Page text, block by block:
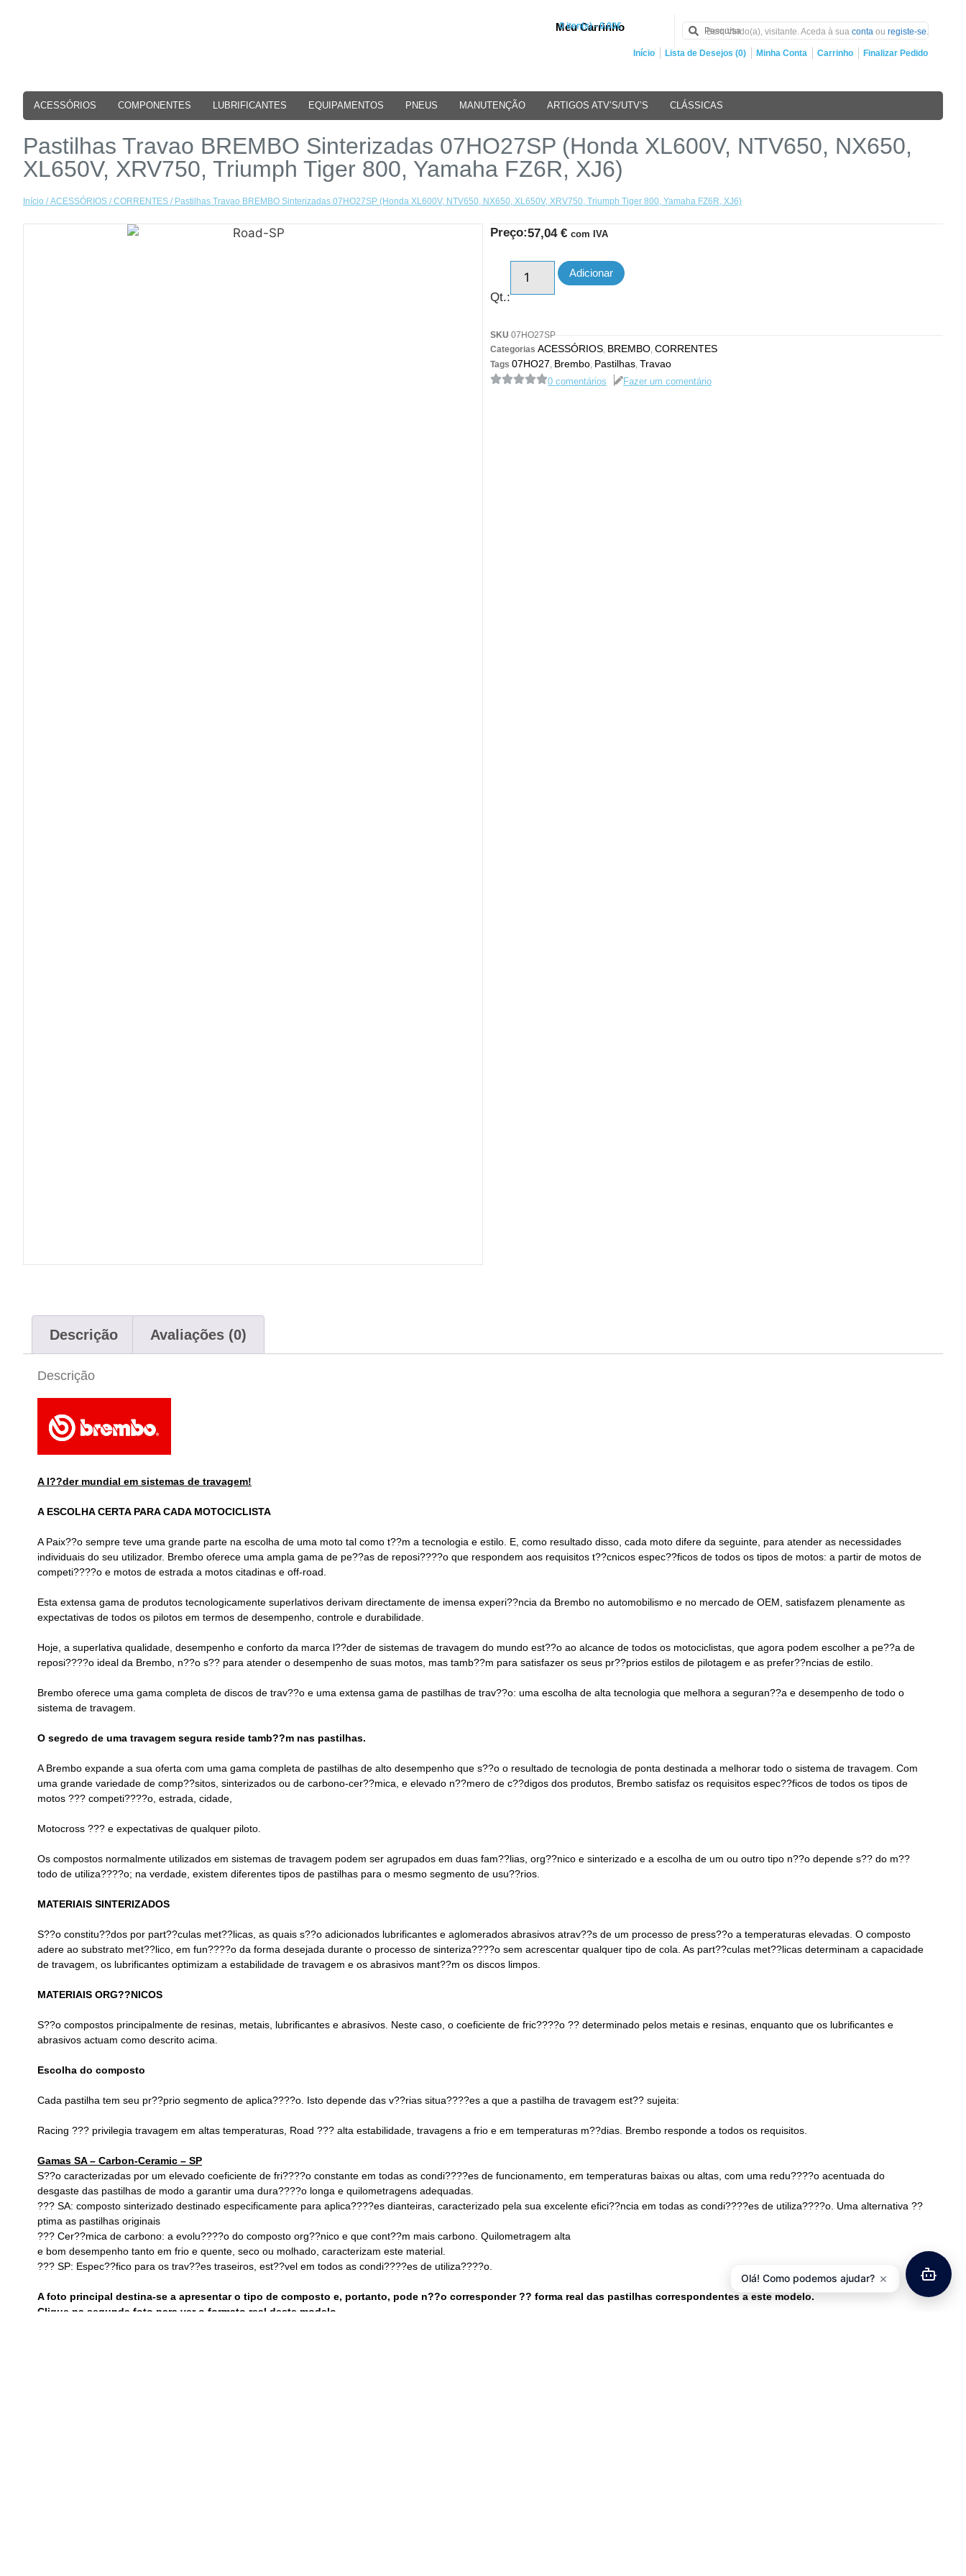
Meu Carrinho
0 iten(s) - 0.00€
Bem Vindo(a), visitante. Aceda à sua conta ou registe-se.
Início Lista de Desejos (0) Minha Conta Carrinho Finalizar Pedido
ACESSÓRIOS COMPONENTES LUBRIFICANTES EQUIPAMENTOS PNEUS MANUTENÇÃO ARTIGOS ATV’S/UTV’S CLÁSSICAS
Pastilhas Travao BREMBO Sinterizadas 07HO27SP (Honda XL600V, NTV650, NX650,
XL650V, XRV750, Triumph Tiger 800, Yamaha FZ6R, XJ6)
Início /ACESSÓRIOS /CORRENTES / Pastilhas Travao BREMBO Sinterizadas 07HO27SP (Honda XL600V, NTV650, NX650, XL650V, XRV750, Triumph Tiger 800, Yamaha FZ6R, XJ6)
Preço:57,04 € com IVA
Qt.:
Adicionar
SKU 07HO27SP
Categorias ACESSÓRIOS BREMBO CORRENTES
Tags 07HO27 Brembo Pastilhas Travao
0 comentários Fazer um comentário
Descrição Avaliações (0)
Descrição
A l??der mundial em sistemas de travagem!
A ESCOLHA CERTA PARA CADA MOTOCICLISTA
A Paix??o sempre teve uma grande parte na escolha de uma moto tal como t??m a tecnologia e estilo. E, como resultado disso, cada moto difere da seguinte, para atender as necessidades
individuais do seu utilizador. Brembo oferece uma ampla gama de pe??as de reposi????o que respondem aos requisitos t??cnicos espec??ficos de todos os tipos de motos: a partir de motos de
competi????o e motos de estrada a motos citadinas e off-road.
Esta extensa gama de produtos tecnologicamente superlativos derivam directamente de imensa experi??ncia da Brembo no automobilismo e no mercado de OEM, satisfazem plenamente as
expectativas de todos os pilotos em termos de desempenho, controle e durabilidade.
Hoje, a superlativa qualidade, desempenho e conforto da marca l??der de sistemas de travagem do mundo est??o ao alcance de todos os motociclistas, que agora podem escolher a pe??a de
reposi????o ideal da Brembo, n??o s?? para atender o desempenho de suas motos, mas tamb??m para satisfazer os seus pr??prios estilos de pilotagem e as prefer??ncias de estilo.
Brembo oferece uma gama completa de discos de trav??o e uma extensa gama de pastilhas de trav??o: uma escolha de alta tecnologia que melhora a seguran??a e desempenho de todo o
sistema de travagem.
O segredo de uma travagem segura reside tamb??m nas pastilhas.
A Brembo expande a sua oferta com uma gama completa de pastilhas de alto desempenho que s??o o resultado de tecnologia de ponta destinada a melhorar todo o sistema de travagem. Com
uma grande variedade de comp??sitos, sinterizados ou de carbono-cer??mica, e elevado n??mero de c??digos dos produtos, Brembo satisfaz os requisitos espec??ficos de todos os tipos de
motos ??? competi????o, estrada, cidade,
Motocross ??? e expectativas de qualquer piloto.
Os compostos normalmente utilizados em sistemas de travagem podem ser agrupados em duas fam??lias, org??nico e sinterizado e a escolha de um ou outro tipo n??o depende s?? do m??
todo de utiliza????o; na verdade, existem diferentes tipos de pastilhas para o mesmo segmento de usu??rios.
MATERIAIS SINTERIZADOS
S??o constitu??dos por part??culas met??licas, as quais s??o adicionados lubrificantes e aglomerados abrasivos atrav??s de um processo de press??o a temperaturas elevadas. O composto
adere ao substrato met??lico, em fun????o da forma desejada durante o processo de sinteriza????o sem acrescentar qualquer tipo de cola. As part??culas met??licas determinam a capacidade
de travagem, os lubrificantes optimizam a estabilidade de travagem e os abrasivos mant??m os discos limpos.
MATERIAIS ORG??NICOS
S??o compostos principalmente de resinas, metais, lubrificantes e abrasivos. Neste caso, o coeficiente de fric????o ?? determinado pelos metais e resinas, enquanto que os lubrificantes e
abrasivos actuam como descrito acima.
Escolha do composto
Cada pastilha tem seu pr??prio segmento de aplica????o. Isto depende das v??rias situa????es a que a pastilha de travagem est?? sujeita:
Racing ??? privilegia travagem em altas temperaturas, Road ??? alta estabilidade, travagens a frio e em temperaturas m??dias. Brembo responde a todos os requisitos.
Gamas SA – Carbon-Ceramic – SP
S??o caracterizadas por um elevado coeficiente de fri????o constante em todas as condi????es de funcionamento, em temperaturas baixas ou altas, com uma redu????o acentuada do
desgaste das pastilhas de modo a garantir uma dura????o longa e quilometragens adequadas.
??? SA: composto sinterizado destinado especificamente para aplica????es dianteiras, caracterizado pela sua excelente efici??ncia em todas as condi????es de utiliza????o. Uma alternativa ??
ptima as pastilhas originais
??? Cer??mica de carbono: a evolu????o do composto org??nico e que cont??m mais carbono. Quilometragem alta
e bom desempenho tanto em frio e quente, seco ou molhado, caracterizam este material.
??? SP: Espec??fico para os trav??es traseiros, est??vel em todos as condi????es de utiliza????o.
A foto principal destina-se a apresentar o tipo de composto e, portanto, pode n??o corresponder ?? forma real das pastilhas correspondentes a este modelo.
Clique na segunda foto para ver o formato real deste modelo.
Olá! Como podemos ajudar? ×